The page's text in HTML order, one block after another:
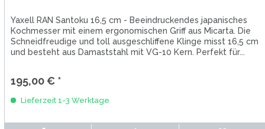
Yaxell RAN Santoku 16,5 cm - Beeindruckendes japanisches
Kochmesser mit einem ergonomischen Griff aus Micarta. Die
Schneidfreudige und toll ausgeschliffene Klinge misst 16,5 cm
und besteht aus Damaststahl mit VG-10 Kern. Perfekt für...
195,00 € *
Lieferzeit 1-3 Werktage